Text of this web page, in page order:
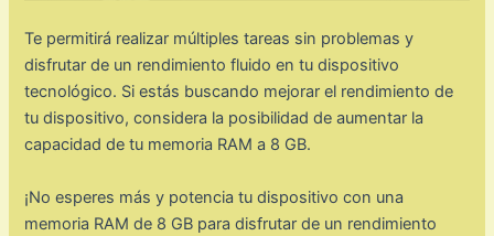
Te permitirá realizar múltiples tareas sin problemas y
disfrutar de un rendimiento fluido en tu dispositivo
tecnológico. Si estás buscando mejorar el rendimiento de
tu dispositivo, considera la posibilidad de aumentar la
capacidad de tu memoria RAM a 8 GB.
¡No esperes más y potencia tu dispositivo con una
memoria RAM de 8 GB para disfrutar de un rendimiento